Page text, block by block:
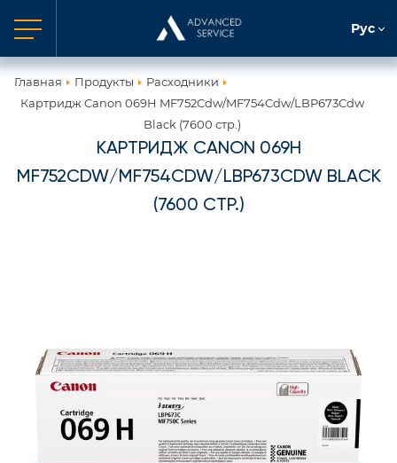
Рус
Главная Продукты
Расходники
Картридж Canon 069H MF752Cdw/MF754Cdw/LBP673Cdw
Black (7600 стр.)
КАРТРИДЖ CANON 069H
MF752CDW/MF754CDW/LBP673CDW BLACK
(7600 СТР.)